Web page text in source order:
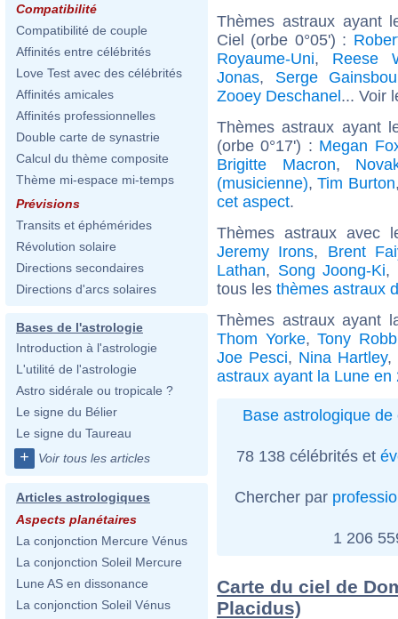
Compatibilité
Compatibilité de couple
Affinités entre célébrités
Love Test avec des célébrités
Affinités amicales
Affinités professionnelles
Double carte de synastrie
Calcul du thème composite
Thème mi-espace mi-temps
Prévisions
Transits et éphémérides
Révolution solaire
Directions secondaires
Directions d'arcs solaires
Bases de l'astrologie
Introduction à l'astrologie
L'utilité de l'astrologie
Astro sidérale ou tropicale ?
Le signe du Bélier
Le signe du Taureau
+ Voir tous les articles
Articles astrologiques
Aspects planétaires
La conjonction Mercure Vénus
La conjonction Soleil Mercure
Lune AS en dissonance
La conjonction Soleil Vénus
Thèmes astraux ayant
Ciel (orbe 0°05') :
Royaume-Uni, Reese
Jonas, Serge
Zooey Deschanel... Voir
Thèmes astraux ayant
(orbe 0°17') : Megan
Brigitte Macron,
(musicienne),Tim Burton
cet aspect.
Thèmes astraux avec
Jeremy Irons, Brent
Lathan, Song Joong-Ki,
tous les thèmes astraux
Thèmes astraux ayant
Thom Yorke,Tony
Joe Pesci, Nina Hartley,
astraux ayant la Lune en
Base astrologique de
78 138 célébrités et
Chercher par
1 206
Carte du ciel de
Placidus)